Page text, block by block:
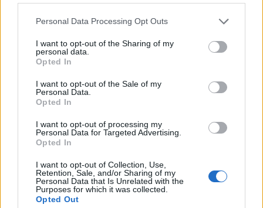
Please note that this website/app uses one or more Google
not limited to your visit or usage behaviour. You may click to
grant or deny consent to Google and its third-party tags to
use your data for below specified purposes in below Google
consent section.
Personal Data Processing Opt Outs
I want to opt-out of the Sharing of my
personal data.
Opted In
I want to opt-out of the Sale of my
Personal Data.
Opted In
I want to opt-out of processing my
Personal Data for Targeted Advertising.
Opted In
I want to opt-out of Collection, Use,
Retention, Sale, and/or Sharing of my
Personal Data that Is Unrelated with the
Purposes for which it was collected.
Opted Out
Continua a leggere
LIFESTYLE